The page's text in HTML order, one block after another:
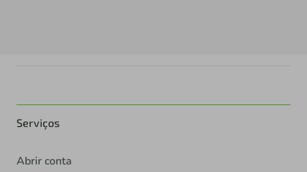
Serviços
Abrir conta